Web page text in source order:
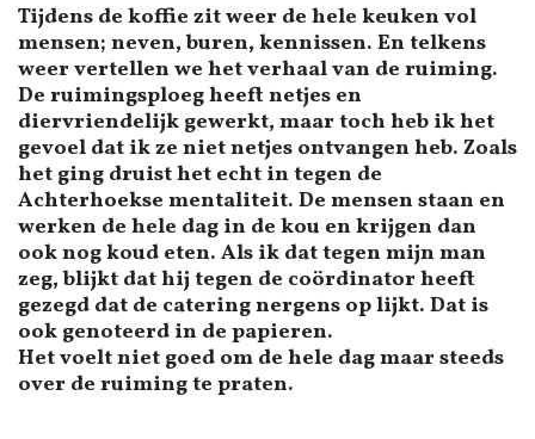
Tijdens de koffie zit weer de hele keuken vol
mensen; neven, buren, kennissen. En telkens
weer vertellen we het verhaal van de ruiming.
De ruimingsploeg heeft netjes en
diervriendelijk gewerkt, maar toch heb ik het
gevoel dat ik ze niet netjes ontvangen heb. Zoals
het ging druist het echt in tegen de
Achterhoekse mentaliteit. De mensen staan en
werken de hele dag in de kou en krijgen dan
ook nog koud eten. Als ik dat tegen mijn man
zeg, blijkt dat hij tegen de coördinator heeft
gezegd dat de catering nergens op lijkt. Dat is
ook genoteerd in de papieren.
Het voelt niet goed om de hele dag maar steeds
over de ruiming te praten.